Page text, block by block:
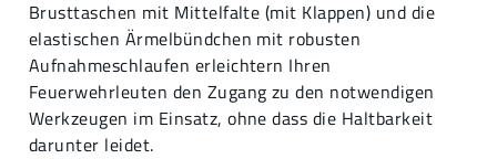
Brusttaschen mit Mittelfalte (mit Klappen) und die
elastischen Ärmelbündchen mit robusten
Aufnahmeschlaufen erleichtern Ihren
Feuerwehrleuten den Zugang zu den notwendigen
Werkzeugen im Einsatz, ohne dass die Haltbarkeit
darunter leidet.